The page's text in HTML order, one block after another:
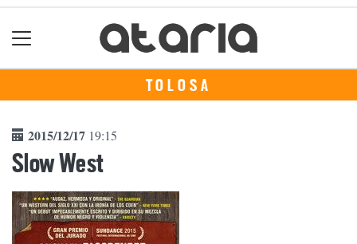
TOLOSA
2015/12/17 19:15
Slow West